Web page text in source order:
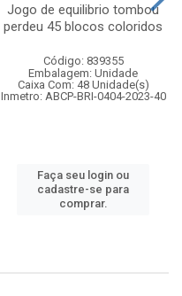
Jogo de equilibrio tombou
perdeu 45 blocos coloridos
Código: 839355
Embalagem: Unidade
Caixa Com: 48 Unidade(s)
Inmetro: ABCP-BRI-0404-2023-40
Faça seu login ou
cadastre-se para
comprar.